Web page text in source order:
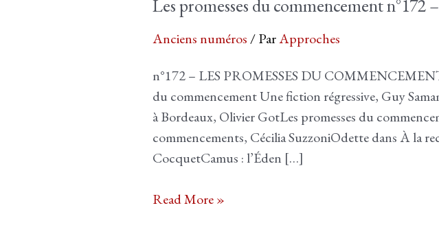
Les promesses du commencement n°172 –
Anciens numéros / ParApproches
n°172 – LES PROMESSES DU
du commencement Une fiction régressive, Guy
à Bordeaux, Olivier GotLes promesses du
commencements, Cécilia SuzzoniOdette dans À la
CocquetCamus : l’Éden […]
Les
Read More »